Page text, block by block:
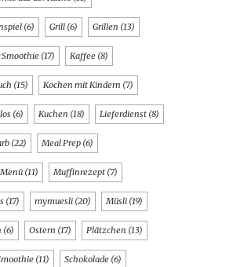
(6) Grill (6) Grillen (13)
Smoothie (17) Kaffee (8)
(15) Kochen mit Kindern (7)
(6) Kuchen (18) Lieferdienst (8)
(22) Meal Prep (6)
(11) Muffinrezept (7)
(17) mymuesli (20) Müsli (19)
(6) Ostern (17) Plätzchen (13)
(11) Schokolade (6)